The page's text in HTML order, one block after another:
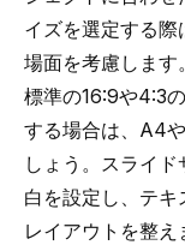
イズを選定する
場面を考慮します
標準の16:9や4:3
する場合は、A4
しょう。スライ
白を設定し、テ
レイアウトを整え